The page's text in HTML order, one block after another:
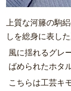
上質な河籐の駒
しを総身に表し
風に揺れるグレ
ばめられたホタ
こちらは工芸キ